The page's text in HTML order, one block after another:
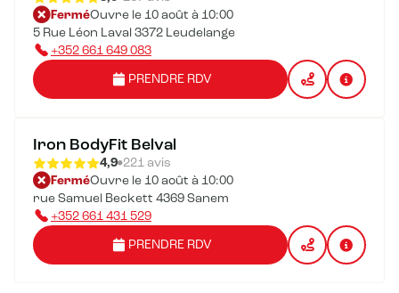
FerméOuvre le 10 août à 10:00
5 Rue Léon Laval 3372 Leudelange
+352 661 649 083
PRENDRE RDV
Iron BodyFit Belval
4,9 221 avis
FerméOuvre le 10 août à 10:00
rue Samuel Beckett 4369 Sanem
+352 661 431 529
PRENDRE RDV